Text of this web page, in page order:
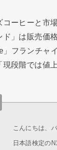
ーヒーと市
ド」は販売
」フランチ
現段階では値
こんにちは、
日本語検定の